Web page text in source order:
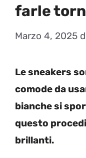
farle
Marzo 4, 2025
Le sneakers
comode da
bianche si
questo
brillanti.